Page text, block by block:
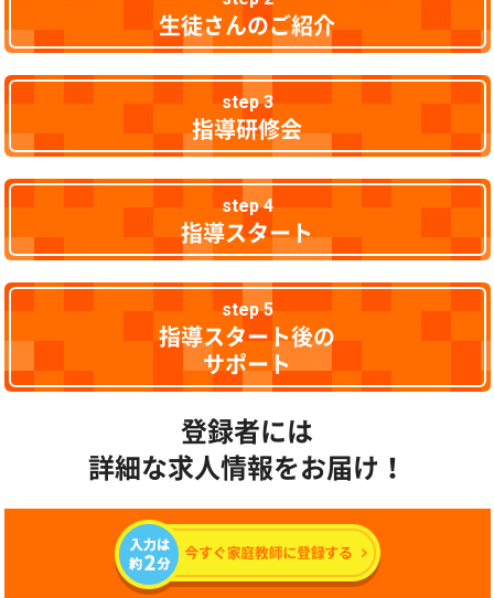
生徒さんのご紹介
step 3
指導研修会
step 4
指導スタート
step 5
指導スタート後の
サポート
登録者には
詳細な求人情報をお届け！